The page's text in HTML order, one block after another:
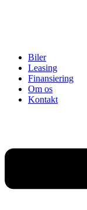
Biler
Leasing
Finansiering
Om os
Kontakt